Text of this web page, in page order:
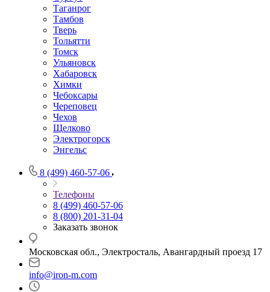
Таганрог
Тамбов
Тверь
Тольятти
Томск
Ульяновск
Хабаровск
Химки
Чебоксары
Череповец
Чехов
Щелково
Электрогорск
Энгельс
8 (499) 460-57-06
Телефоны
8 (499) 460-57-06
8 (800) 201-31-04
Заказать звонок
Московская обл., Электросталь, Авангардный проезд 17
info@iron-m.com